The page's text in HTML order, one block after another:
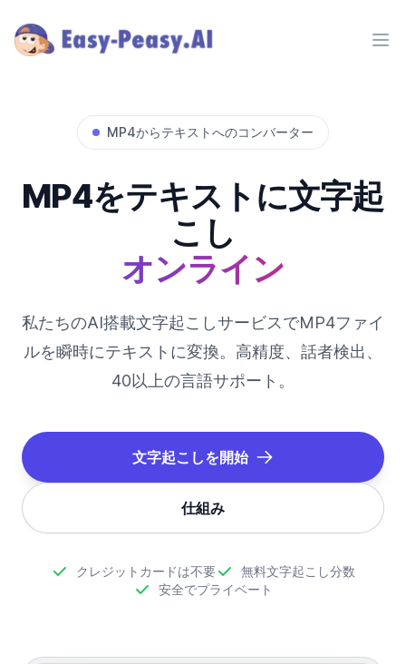
MP4からテキストへのコンバーター
MP4をテキストに文字起
こし
オンライン
私たちのAI搭載文字起こしサービスでMP4ファイ
ルを瞬時にテキストに変換。高精度、話者検出、
40以上の言語サポート。
文字起こしを開始
仕組み
クレジットカードは不要
無料文字起こし分数
安全でプライベート